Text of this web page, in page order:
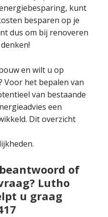
kunt
besparen op je
dus om bij renoveren
en wilt u op
Voor het bepalen van
van bestaande
een
Dit overzicht
of
Lutho
u graag